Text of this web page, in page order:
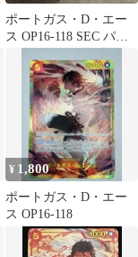
ポートガス・D・エー
ス OP16-118 SEC パラ
¥ 1,800
ポートガス・D・エー
ス OP16-118